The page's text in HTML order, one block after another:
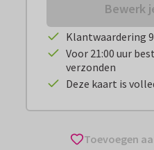
Bewerk
Klantwaardering
Voor 21:00 uur
verzonden
Deze kaart is
Toevoegen